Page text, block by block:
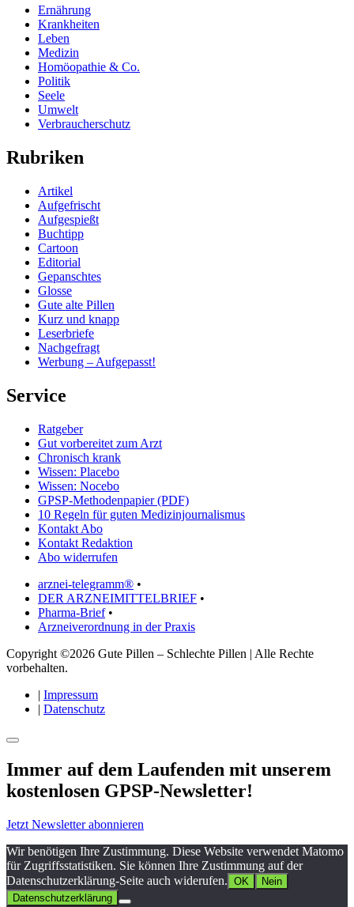
Ernährung
Krankheiten
Leben
Medizin
Homöopathie & Co.
Politik
Seele
Umwelt
Verbraucherschutz
Rubriken
Artikel
Aufgefrischt
Aufgespießt
Buchtipp
Cartoon
Editorial
Gepanschtes
Glosse
Gute alte Pillen
Kurz und knapp
Leserbriefe
Nachgefragt
Werbung – Aufgepasst!
Service
Ratgeber
Gut vorbereitet zum Arzt
Chronisch krank
Wissen: Placebo
Wissen: Nocebo
GPSP-Methodenpapier (PDF)
10 Regeln für guten Medizinjournalismus
Kontakt Abo
Kontakt Redaktion
Abo widerrufen
arznei-telegramm® •
DER ARZNEIMITTELBRIEF •
Pharma-Brief•
Arzneiverordnung in der Praxis
Copyright ©2026 Gute Pillen – Schlechte Pillen | Alle Rechte
vorbehalten.
| Impressum
| Datenschutz
Immer auf dem Laufenden mit unserem
kostenlosen GPSP-Newsletter!
Jetzt Newsletter abonnieren
Wir benötigen Ihre Zustimmung. Diese Website verwendet Matomo
für Zugriffsstatistiken. Sie können Ihre Zustimmung auf der
Datenschutzerklärung-Seite auch widerufen. OK
Nein
Datenschutzerklärung